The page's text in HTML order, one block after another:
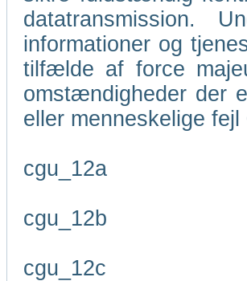
datatransmission.
informationer og
tilfælde af force
omstændigheder der
eller menneskelige
cgu_12a
cgu_12b
cgu_12c